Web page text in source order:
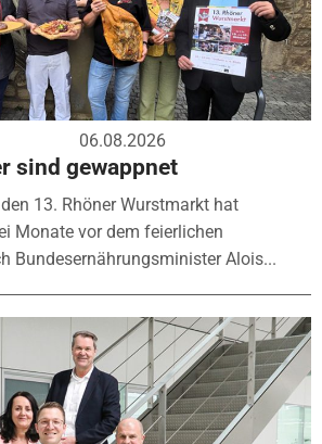
06.08.2026
sind gewappnet
13. Rhöner Wurstmarkt hat
Monate vor dem feierlichen
Bundesernährungsminister Alois...